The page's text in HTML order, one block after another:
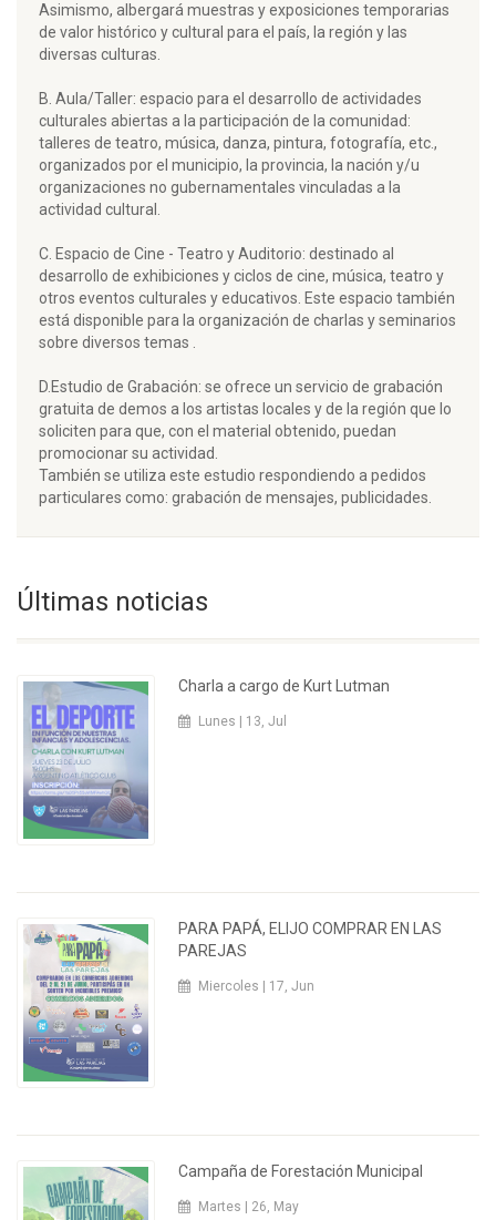
Asimismo, albergará muestras y exposiciones temporarias
de valor histórico y cultural para el país, la región y las
diversas culturas.
B. Aula/Taller: espacio para el desarrollo de actividades
culturales abiertas a la participación de la comunidad:
talleres de teatro, música, danza, pintura, fotografía, etc.,
organizados por el municipio, la provincia, la nación y/u
organizaciones no gubernamentales vinculadas a la
actividad cultural.
C. Espacio de Cine - Teatro y Auditorio: destinado al
desarrollo de exhibiciones y ciclos de cine, música, teatro y
otros eventos culturales y educativos. Este espacio también
está disponible para la organización de charlas y seminarios
sobre diversos temas .
D.Estudio de Grabación: se ofrece un servicio de grabación
gratuita de demos a los artistas locales y de la región que lo
soliciten para que, con el material obtenido, puedan
promocionar su actividad.
También se utiliza este estudio respondiendo a pedidos
particulares como: grabación de mensajes, publicidades.
Últimas noticias
Charla a cargo de Kurt Lutman
Lunes | 13, Jul
PARA PAPÁ, ELIJO COMPRAR EN LAS
PAREJAS
Miercoles | 17, Jun
Campaña de Forestación Municipal
Martes | 26, May